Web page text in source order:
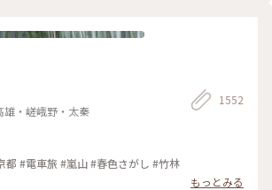
雄・嵯峨野・太秦
1552
春の竹林 #京都 #電車旅 #嵐山 #春色さがし #竹林
もっとみる